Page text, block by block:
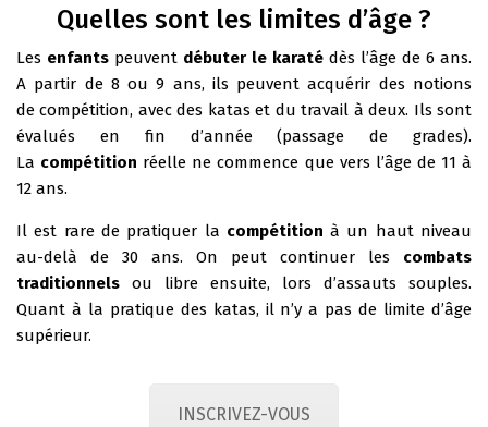
Quelles sont les limites d’âge ?
Les enfants peuvent débuter le karaté dès l’âge de 6 ans.
A partir de 8 ou 9 ans, ils peuvent acquérir des notions
de compétition, avec des katas et du travail à deux. Ils sont
évalués en fin d’année (passage de grades).
La compétition réelle ne commence que vers l’âge de 11 à
12 ans.
Il est rare de pratiquer la compétition à un haut niveau
au-delà de 30 ans. On peut continuer les combats
traditionnels ou libre ensuite, lors d’assauts souples.
Quant à la pratique des katas, il n’y a pas de limite d’âge
supérieur.
INSCRIVEZ-VOUS